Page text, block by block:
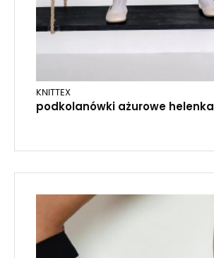
KNITTEX
podkolanówki ażurowe helenka